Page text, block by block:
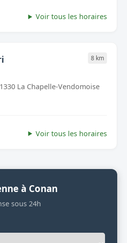
Voir tous les horaires
8 km
La Chapelle-Vendomoise
Voir tous les horaires
à Conan
sous 24h